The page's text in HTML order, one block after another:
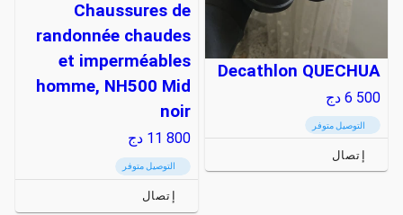
Decathlon QUECHUA
6 500 دج
التوصيل متوفر
إتصال
Chaussures de
randonnée chaudes
et imperméables
homme, NH500 Mid
noir
11 800 دج
التوصيل متوفر
إتصال